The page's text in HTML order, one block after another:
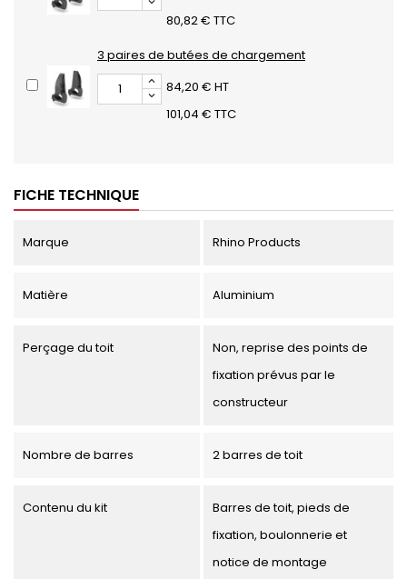
80,82 € TTC
3 paires de butées de chargement
84,20 € HT
101,04 € TTC
FICHE TECHNIQUE
Marque Rhino Products
Matière Aluminium
Perçage du toit
Non, reprise des points de
fixation prévus par le
constructeur
Nombre de barres 2 barres de toit
Contenu du kit
Barres de toit, pieds de
fixation, boulonnerie et
notice de montage